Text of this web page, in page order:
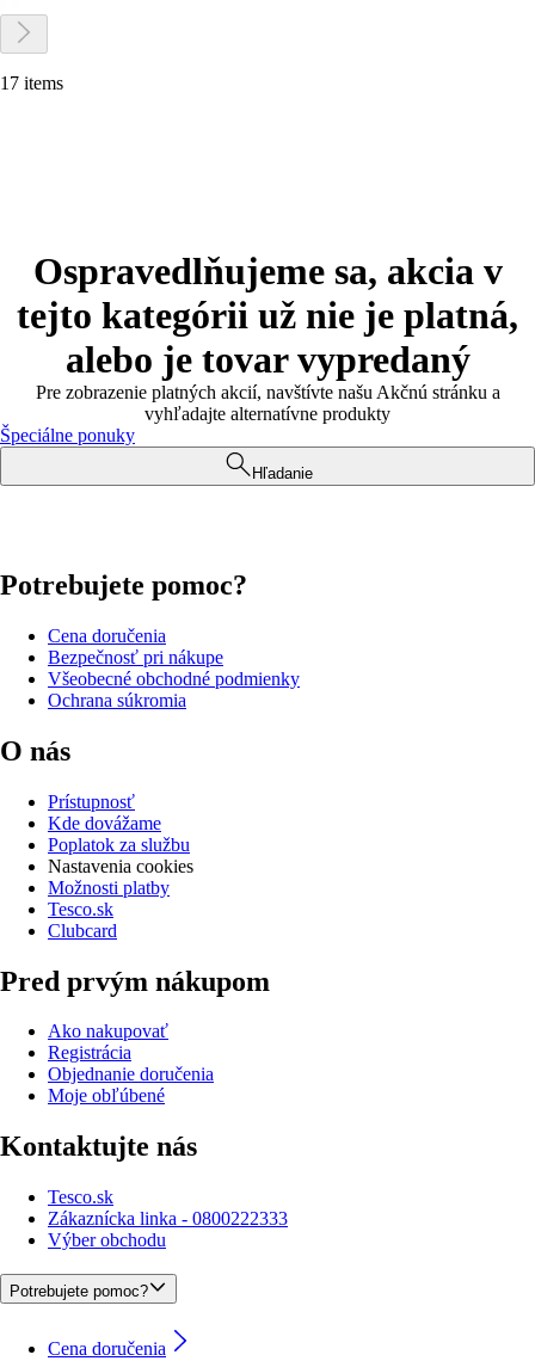
17 items
Ospravedlňujeme sa, akcia v
tejto kategórii už nie je platná,
alebo je tovar vypredaný
Pre zobrazenie platných akcií, navštívte našu Akčnú stránku a
vyhľadajte alternatívne produkty
Špeciálne ponuky
Hľadanie
Potrebujete pomoc?
Cena doručenia
Bezpečnosť pri nákupe
Všeobecné obchodné podmienky
Ochrana súkromia
O nás
Prístupnosť
Kde dovážame
Poplatok za službu
Nastavenia cookies
Možnosti platby
Tesco.sk
Clubcard
Pred prvým nákupom
Ako nakupovať
Registrácia
Objednanie doručenia
Moje obľúbené
Kontaktujte nás
Tesco.sk
Zákaznícka linka - 0800222333
Výber obchodu
Potrebujete pomoc?
Cena doručenia